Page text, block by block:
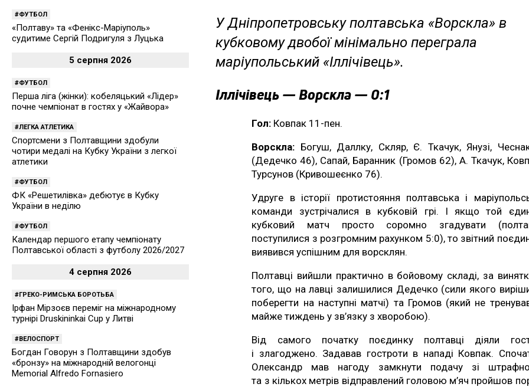
У Дніпропетровську полтавська «Ворскла» в
кубковому двобої мінімально переграла
маріупольський «Іллічівець».
Іллічівець — Ворскла — 0:1
Гол: Ковпак 11-пен.
Ворскла: Богуш, Даллку, Скляр, Є. Ткачук, Янузі,
(Дедечко 46), Сапай, Баранник (Громов 62), А. Ткачук,
Турсунов (Кривошеєнко 76).
Удруге в історії протистояння полтавська і
команди зустрічалися в кубковій грі. І якщо той
кубковий матч просто соромно згадувати
поступилися з розгромним рахунком 5:0), то звітний
виявився успішним для ворсклян.
Полтавці вийшли практично в бойовому складі, за
того, що на лавці залишилися Дедечко (сили якого
поберегти на наступні матчі) та Громов (який не
майже тиждень у зв’язку з хворобою).
Від самого початку поєдинку полтавці діяли
і злагоджено. Задавав гостроти в нападі Ковпак.
Олександр мав нагоду замкнути подачу зі
та з кількох метрів відправлений головою м’яч пройшов
ФУТБОЛ
«Полтаву» та «Фенікс-Маріуполь»
судитиме Сергій Подригуля з Луцька
5 серпня 2026
ФУТБОЛ
Перша ліга (жінки): кобеляцький «Лідер»
почне чемпіонат в гостях у «Жайвора»
ЛЕГКА АТЛЕТИКА
Спортсмени з Полтавщини здобули
чотири медалі на Кубку України з легкої
атлетики
ФУТБОЛ
ФК «Решетилівка» дебютує в Кубку
України в неділю
ФУТБОЛ
Календар першого етапу чемпіонату
Полтавської області з футболу 2026/2027
4 серпня 2026
ГРЕКО-РИМСЬКА БОРОТЬБА
Ірфан Мірзоєв переміг на міжнародному
турнірі Druskininkai Cup у Литві
ВЕЛОСПОРТ
Богдан Говорун з Полтавщини здобув
«бронзу» на міжнародній велогонці
Memorial Alfredo Fornasiero